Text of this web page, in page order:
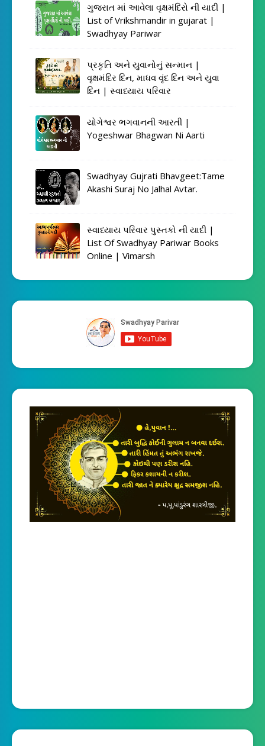
ગુજરાત માં આવેલા વૃક્ષમંદિરો ની યાદી |
List of Vrikshmandir in gujarat |
Swadhyay Pariwar
પ્રકૃતિ અને યુવાનોનું સન્માન |
વૃક્ષમંદિર દિન, માધવ વૃંદ દિન અને યુવા
દિન | સ્વાધ્યાય પરિવાર
યોગેશ્વર ભગવાનની આરતી |
Yogeshwar Bhagwan Ni Aarti
Swadhyay Gujrati Bhavgeet:Tame
Akashi Suraj No Jalhal Avtar.
સ્વાધ્યાય પરિવાર પુસ્તકો ની યાદી |
List Of Swadhyay Pariwar Books
Online | Vimarsh